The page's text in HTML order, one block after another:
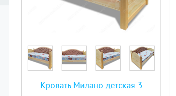
Кровать Милано детская 3